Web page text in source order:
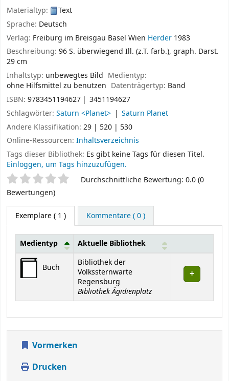
Materialtyp:
Text
Sprache: Deutsch
Verlag: Freiburg im Breisgau Basel Wien Herder 1983
Beschreibung: 96 S. überwiegend Ill. (z.T. farb.), graph. Darst.
29 cm
Inhaltstyp: unbewegtes Bild Medientyp:
ohne Hilfsmittel zu benutzen Datenträgertyp: Band
ISBN: 9783451194627
3451194627
Schlagwörter: Saturn <Planet>
Saturn Planet
Andere Klassifikation: 29 | 520 | 530
Online-Ressourcen: Inhaltsverzeichnis
Tags dieser Bibliothek: Es gibt keine Tags für diesen Titel.
Einloggen, um Tags hinzuzufügen.
SternchenbewertungDurchschnittliche Bewertung: 0.0 (0
Bewertungen)
Exemplare( 1 ) Kommentare ( 0 )
Exemplare
Medientyp Aktuelle Bibliothek
Buch
Bibliothek der
Volkssternwarte
Regensburg
Bibliothek Ägidienplatz
Vormerken
Drucken